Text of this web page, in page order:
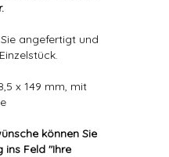
angefertigt und
x 149 mm, mit
können Sie
ins Feld "Ihre